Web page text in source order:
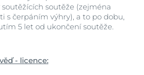
soutěže (zejména
s čerpáním výhry), a to po dobu,
5 let od ukončení soutěže.
- licence: